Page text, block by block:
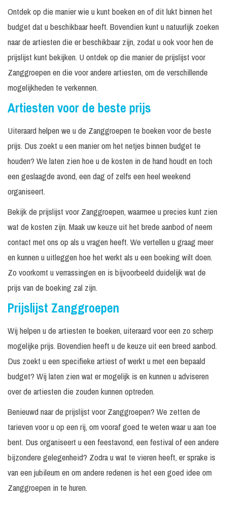
Ontdek op die manier wie u kunt boeken en of dit lukt binnen het
budget dat u beschikbaar heeft. Bovendien kunt u natuurlijk zoeken
naar de artiesten die er beschikbaar zijn, zodat u ook voor hen de
prijslijst kunt bekijken. U ontdek op die manier de prijslijst voor
Zanggroepen en die voor andere artiesten, om de verschillende
mogelijkheden te verkennen.
Artiesten voor de beste prijs
Uiteraard helpen we u de Zanggroepen te boeken voor de beste
prijs. Dus zoekt u een manier om het netjes binnen budget te
houden? We laten zien hoe u de kosten in de hand houdt en toch
een geslaagde avond, een dag of zelfs een heel weekend
organiseert.
Bekijk de prijslijst voor Zanggroepen, waarmee u precies kunt zien
wat de kosten zijn. Maak uw keuze uit het brede aanbod of neem
contact met ons op als u vragen heeft. We vertellen u graag meer
en kunnen u uitleggen hoe het werkt als u een boeking wilt doen.
Zo voorkomt u verrassingen en is bijvoorbeeld duidelijk wat de
prijs van de boeking zal zijn.
Prijslijst Zanggroepen
Wij helpen u de artiesten te boeken, uiteraard voor een zo scherp
mogelijke prijs. Bovendien heeft u de keuze uit een breed aanbod.
Dus zoekt u een specifieke artiest of werkt u met een bepaald
budget? Wij laten zien wat er mogelijk is en kunnen u adviseren
over de artiesten die zouden kunnen optreden.
Benieuwd naar de prijslijst voor Zanggroepen? We zetten de
tarieven voor u op een rij, om vooraf goed te weten waar u aan toe
bent. Dus organiseert u een feestavond, een festival of een andere
bijzondere gelegenheid? Zodra u wat te vieren heeft, er sprake is
van een jubileum en om andere redenen is het een goed idee om
Zanggroepen in te huren.